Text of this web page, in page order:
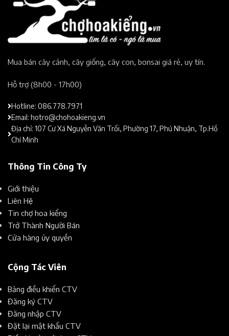
Mua bán cây cảnh, cây giống, cây con, bonsai giá rẻ, uy tín.​
Hỗ trợ (8h00 - 17h00)​
Hotline: 086.778.7971
Email: hotro@chohoakieng.vn
Địa chỉ: 107 Cư Xá Nguyễn Văn Trổi, Phường 17, Phú Nhuận, Tp.Hồ
Chí Minh
Thông Tin Công Ty
Giới thiệu
Liên Hệ
Tin chợ hoa kiểng
Trở Thành Người Bán
Cửa hàng ủy quyền
Cộng Tác Viên
Bảng điều khiển CTV
Đăng ký CTV
Đăng nhập CTV
Đặt lại mật khẩu CTV